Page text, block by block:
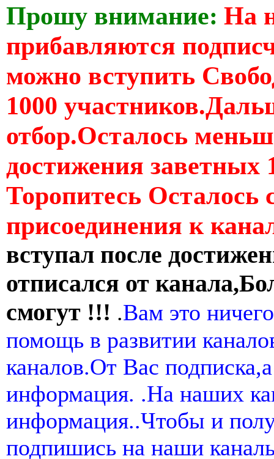
Прошу внимание: На
прибавляются
можно вступить
1000
отбор.Осталось
достижения заветных
Торопитесь Осталось
присоединения к
вступал после
отписался от
смогут !!! .Вам это
помощь в развитии
каналов.От Вас
информация. .На наших
информация..Чтобы и
подпишись на наши